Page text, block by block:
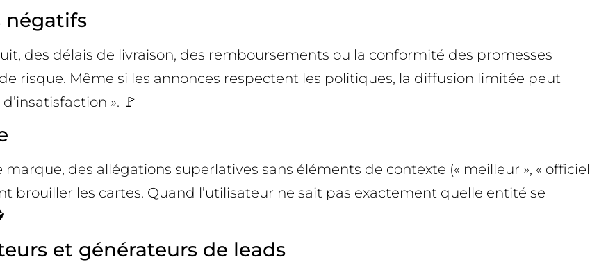
négatifs
des délais de livraison, des remboursements ou la conformité des promesses
risque. Même si les annonces respectent les politiques, la diffusion limitée peut
». 🚩
des allégations superlatives sans éléments de contexte (« meilleur », « officiel
brouiller les cartes. Quand l’utilisateur ne sait pas exactement quelle entité se
et générateurs de leads